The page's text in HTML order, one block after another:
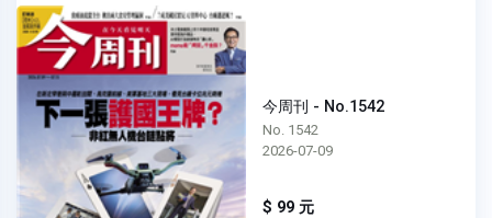
今周刊 - No.1542
No. 1542
2026-07-09
$ 99 元